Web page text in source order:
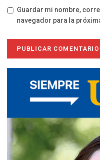
Guardar mi nombre,
navegador para la